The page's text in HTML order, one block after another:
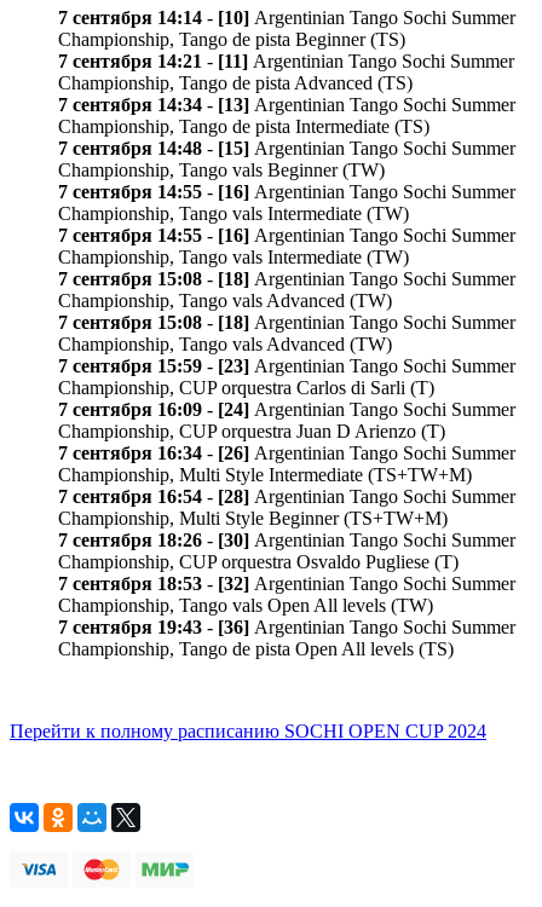
7 сентября 14:14 - [10] Argentinian Tango Sochi Summer
Championship, Tango de pista Beginner (TS)
7 сентября 14:21 - [11] Argentinian Tango Sochi Summer
Championship, Tango de pista Advanced (TS)
7 сентября 14:34 - [13] Argentinian Tango Sochi Summer
Championship, Tango de pista Intermediate (TS)
7 сентября 14:48 - [15] Argentinian Tango Sochi Summer
Championship, Tango vals Beginner (TW)
7 сентября 14:55 - [16] Argentinian Tango Sochi Summer
Championship, Tango vals Intermediate (TW)
7 сентября 14:55 - [16] Argentinian Tango Sochi Summer
Championship, Tango vals Intermediate (TW)
7 сентября 15:08 - [18] Argentinian Tango Sochi Summer
Championship, Tango vals Advanced (TW)
7 сентября 15:08 - [18] Argentinian Tango Sochi Summer
Championship, Tango vals Advanced (TW)
7 сентября 15:59 - [23] Argentinian Tango Sochi Summer
Championship, CUP orquestra Carlos di Sarli (T)
7 сентября 16:09 - [24] Argentinian Tango Sochi Summer
Championship, CUP orquestra Juan D Arienzo (T)
7 сентября 16:34 - [26] Argentinian Tango Sochi Summer
Championship, Multi Style Intermediate (TS+TW+M)
7 сентября 16:54 - [28] Argentinian Tango Sochi Summer
Championship, Multi Style Beginner (TS+TW+M)
7 сентября 18:26 - [30] Argentinian Tango Sochi Summer
Championship, CUP orquestra Osvaldo Pugliese (T)
7 сентября 18:53 - [32] Argentinian Tango Sochi Summer
Championship, Tango vals Open All levels (TW)
7 сентября 19:43 - [36] Argentinian Tango Sochi Summer
Championship, Tango de pista Open All levels (TS)
Перейти к полному расписанию SOCHI OPEN CUP 2024